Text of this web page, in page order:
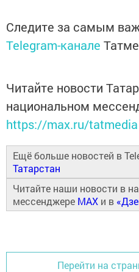
Следите за самым
Telegram-канале
Читайте новости
национальном
https://max.ru/tatmedia
Ещё больше новостей в
Татарстан
Читайте наши новости в
мессенджере MAX и в
Перейти на